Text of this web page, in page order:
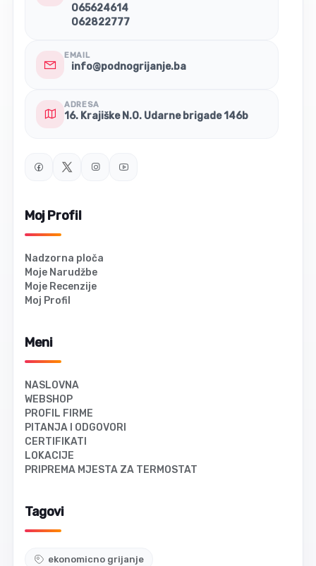
065624614
062822777
EMAIL
info@podnogrijanje.ba
ADRESA
16. Krajiške N.O. Udarne brigade 146b
Moj Profil
Nadzorna ploča
Moje Narudžbe
Moje Recenzije
Moj Profil
Meni
NASLOVNA
WEBSHOP
PROFIL FIRME
PITANJA I ODGOVORI
CERTIFIKATI
LOKACIJE
PRIPREMA MJESTA ZA TERMOSTAT
Tagovi
ekonomicno grijanje